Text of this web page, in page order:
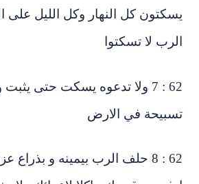
كل النهار وكل الليل على
لا تسكتوا
62 : 7 ولا تدعوه يسكت حتى يثبت و
في الارض
62 : 8 حلف الرب بيمينه و بذراع عزته